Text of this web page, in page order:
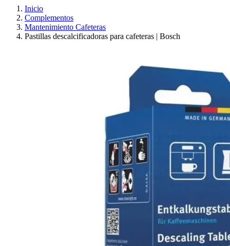
Inicio
Complementos
Mantenimiento Cafeteras
Pastillas descalcificadoras para cafeteras | Bosch